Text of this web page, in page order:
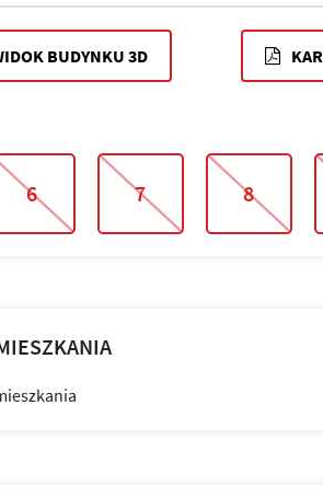
BUDYNKU 3D
6 7 8